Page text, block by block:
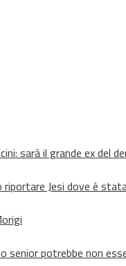
sarà il grande ex del
Jesi dove è
senior potrebbe non